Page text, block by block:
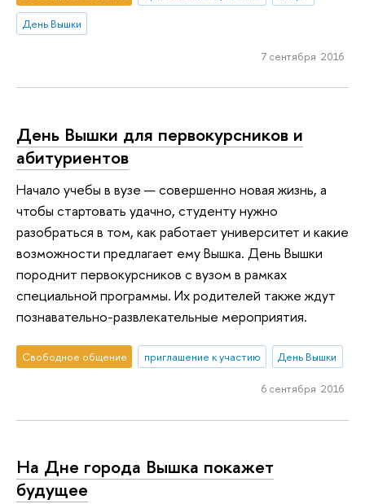
День Вышки
7 сентября 2016
День Вышки для первокурсников и
абитуриентов
Начало учебы в вузе — совершенно новая жизнь, а
чтобы стартовать удачно, студенту нужно
разобраться в том, как работает университет и какие
возможности предлагает ему Вышка. День Вышки
породнит первокурсников с вузом в рамках
специальной программы. Их родителей также ждут
познавательно-развлекательные мероприятия.
Свободное общение приглашение к участию День Вышки
6 сентября 2016
На Дне города Вышка покажет
будущее